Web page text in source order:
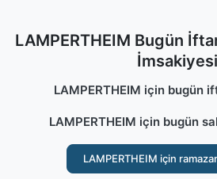
LAMPERTHEIM Bugün
İmsakiyesi
LAMPERTHEIM için bugün
LAMPERTHEIM için bugün
LAMPERTHEIM için